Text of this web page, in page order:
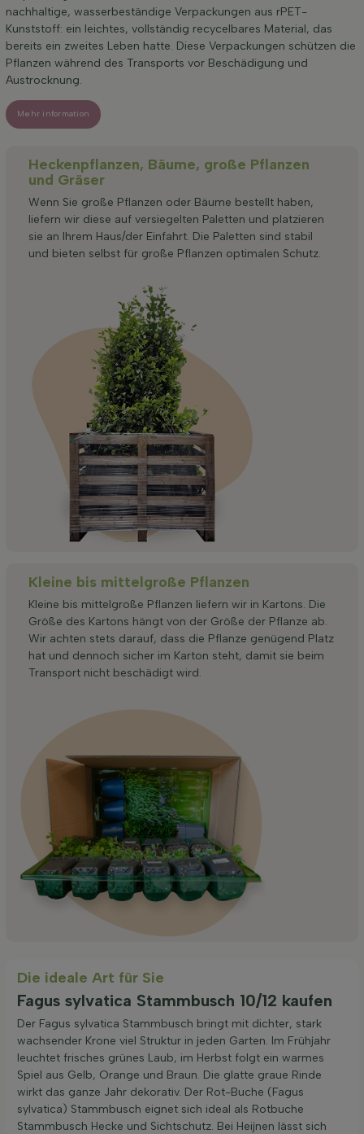
nachhaltige, wasserbeständige Verpackungen aus rPET-
Kunststoff: ein leichtes, vollständig recycelbares Material, das
bereits ein zweites Leben hatte. Diese Verpackungen schützen die
Pflanzen während des Transports vor Beschädigung und
Austrocknung.
Mehr information
Heckenpflanzen, Bäume, große Pflanzen
und Gräser
Wenn Sie große Pflanzen oder Bäume bestellt haben,
liefern wir diese auf versiegelten Paletten und platzieren
sie an Ihrem Haus/der Einfahrt. Die Paletten sind stabil
und bieten selbst für große Pflanzen optimalen Schutz.
Kleine bis mittelgroße Pflanzen
Kleine bis mittelgroße Pflanzen liefern wir in Kartons. Die
Größe des Kartons hängt von der Größe der Pflanze ab.
Wir achten stets darauf, dass die Pflanze genügend Platz
hat und dennoch sicher im Karton steht, damit sie beim
Transport nicht beschädigt wird.
Die ideale Art für Sie
Fagus sylvatica Stammbusch 10/12 kaufen
Der Fagus sylvatica Stammbusch bringt mit dichter, stark
wachsender Krone viel Struktur in jeden Garten. Im Frühjahr
leuchtet frisches grünes Laub, im Herbst folgt ein warmes
Spiel aus Gelb, Orange und Braun. Die glatte graue Rinde
wirkt das ganze Jahr dekorativ. Der Rot-Buche (Fagus
sylvatica) Stammbusch eignet sich ideal als Rotbuche
Stammbusch Hecke und Sichtschutz. Bei Heijnen lässt sich